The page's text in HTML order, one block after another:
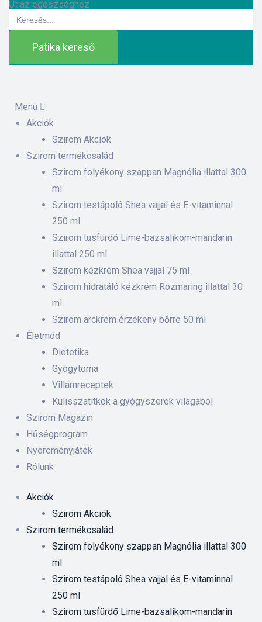
Út az egészséghez
for:
Patika kereső
Menü
Akciók
Szirom Akciók
Szirom termékcsalád
Szirom folyékony szappan Magnólia illattal 300
ml
Szirom testápoló Shea vajjal és E-vitaminnal
250 ml
Szirom tusfürdő Lime-bazsalikom-mandarin
illattal 250 ml
Szirom kézkrém Shea vajjal 75 ml
Szirom hidratáló kézkrém Rozmaring illattal 30
ml
Szirom arckrém érzékeny bőrre 50 ml
Életmód
Dietetika
Gyógytorna
Villámreceptek
Kulisszatitkok a gyógyszerek világából
Szirom Magazin
Hűségprogram
Nyereményjáték
Rólunk
Akciók
Szirom Akciók
Szirom termékcsalád
Szirom folyékony szappan Magnólia illattal 300
ml
Szirom testápoló Shea vajjal és E-vitaminnal
250 ml
Szirom tusfürdő Lime-bazsalikom-mandarin